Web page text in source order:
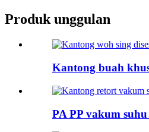
Produk unggulan
Kantong buah
PA PP vakum